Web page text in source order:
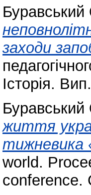
заходи
Історія.
життя
тижневика
world.
conference.